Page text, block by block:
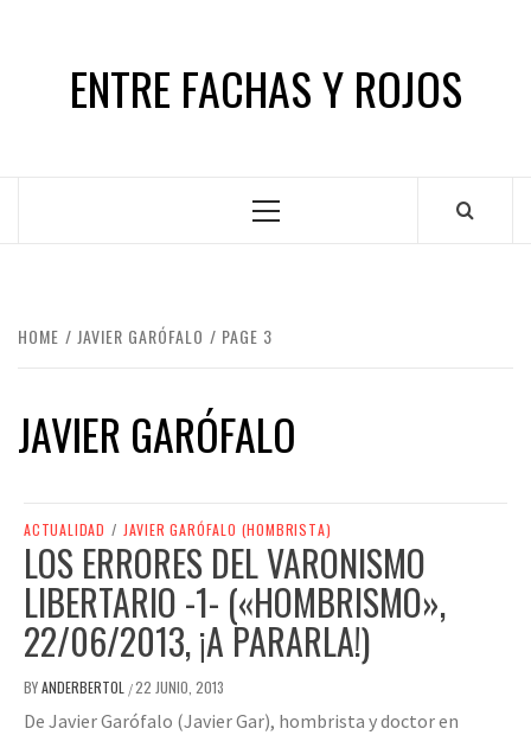
ENTRE FACHAS Y ROJOS
Primary
HOME JAVIER GARÓFALO PAGE 3
JAVIER GARÓFALO
ACTUALIDAD / JAVIER GARÓFALO (HOMBRISTA)
LOS ERRORES DEL VARONISMO
LIBERTARIO -1- («HOMBRISMO»,
22/06/2013, ¡A PARARLA!)
BYANDERBERTOL /22 JUNIO, 2013
De Javier Garófalo (Javier Gar), hombrista y doctor en